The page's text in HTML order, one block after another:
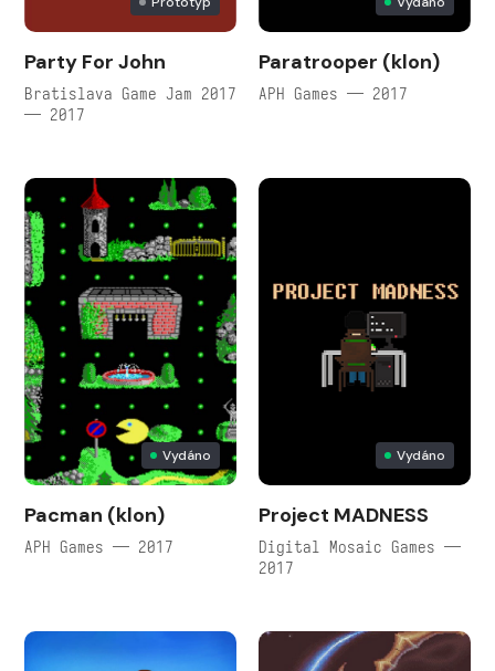
Party For John
Bratislava Game Jam 2017
— 2017
Paratrooper (klon)
APH Games — 2017
Vydáno
Pacman (klon)
APH Games — 2017
Vydáno
Project MADNESS
Digital Mosaic Games —
2017